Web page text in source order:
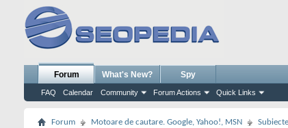
Forum
FAQ Calendar Community Forum Actions Quick Links
What's New? Spy
Forum Motoare de cautare. Google, Yahoo!, MSN